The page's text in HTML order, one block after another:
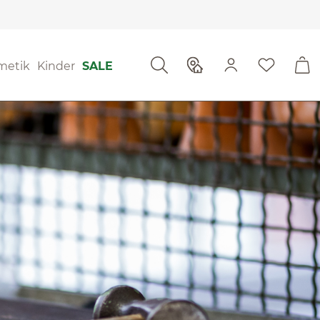
Kinder SALE